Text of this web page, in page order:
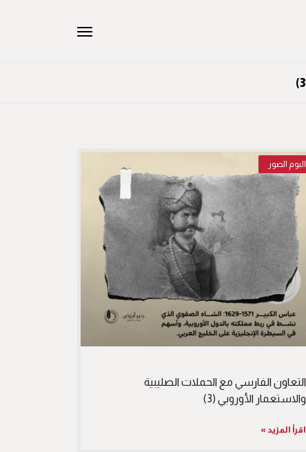
البوم الصور
التعاون الفارسي مع الحملات الصليبية
والاستعمار الأوروبي (3)
اقرأ المزيد »